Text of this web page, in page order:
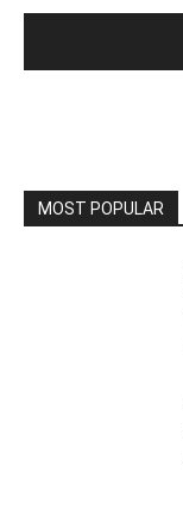
MOST POPULAR